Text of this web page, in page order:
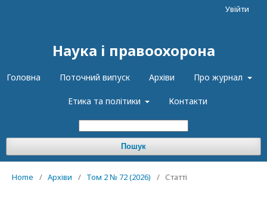
Наука і правоохорона
Головна Поточний випуск Архіви Про журнал
Етика та політики Контакти
Пошук
Увійти
Home / Архіви / Том 2 № 72 (2026) / Статті